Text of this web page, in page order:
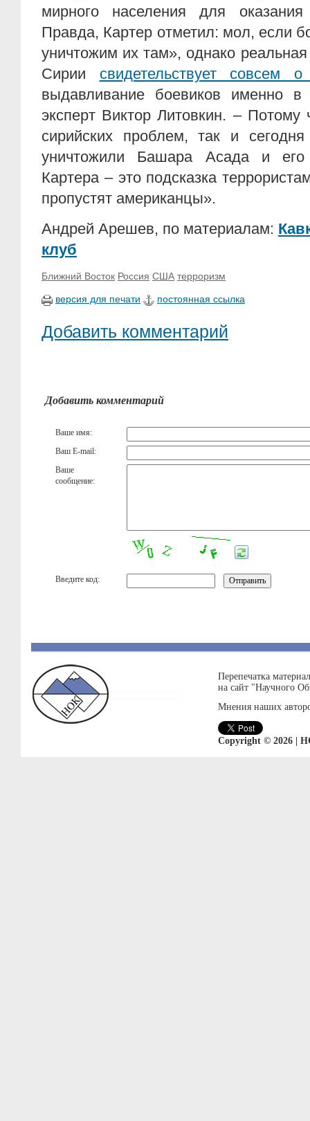
мирного населения для
Правда, Картер отметил: мол, если
уничтожим их там», однако
Сирии свидетельствует совсем
выдавливание боевиков именно
эксперт Виктор Литовкин. –
сирийских проблем, так и
уничтожили Башара Асада и
Картера – это подсказка
пропустят американцы».
Андрей Арешев, по материалам:
клуб
Ближний Восток Россия США терроризм
версия для печати постоянная ссылка
Добавить комментарий
Добавить комментарий
Ваше имя:
Ваш E-mail:
Ваше
сообщение:
Введите код:
Перепечатка
на сайт "Научного
Мнения наших
Copyright © 2026 |